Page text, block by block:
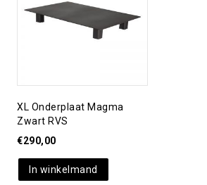
XL Onderplaat Magma
Zwart RVS
€290,00
In winkelmand